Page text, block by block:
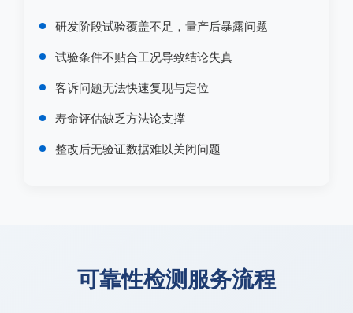
研发阶段试验覆盖不足，量产后暴露问题
试验条件不贴合工况导致结论失真
客诉问题无法快速复现与定位
寿命评估缺乏方法论支撑
整改后无验证数据难以关闭问题
可靠性检测服务流程